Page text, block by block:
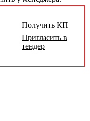
Получить КП
Пригласить в
тендер